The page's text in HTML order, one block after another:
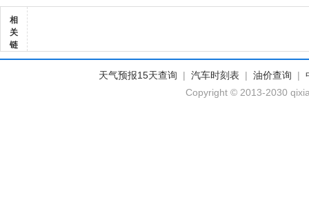
相
关
链
天气预报15天查询 | 汽车时刻表 | 油价查询 |
Copyright © 2013-2030